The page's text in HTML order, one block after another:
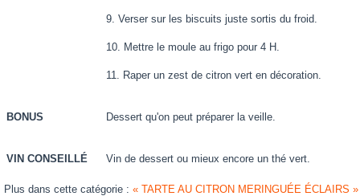
9. Verser sur les biscuits juste sortis du froid.
10. Mettre le moule au frigo pour 4 H.
11. Raper un zest de citron vert en décoration.
BONUS Dessert qu'on peut préparer la veille.
VIN CONSEILLÉ Vin de dessert ou mieux encore un thé vert.
Plus dans cette catégorie : « TARTE AU CITRON MERINGUÉE ÉCLAIRS »